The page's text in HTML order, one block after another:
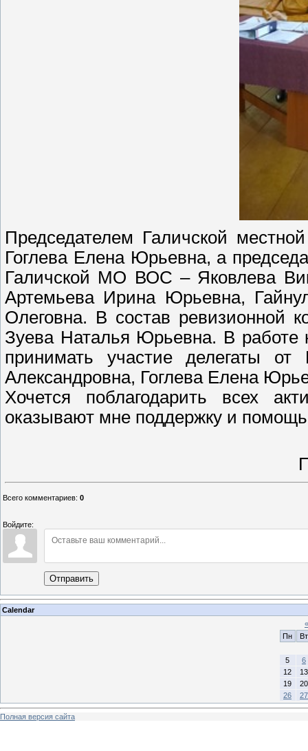
Председателем Галичской
Гоглева Елена Юрьевна, а
Галичской МО ВОС – Яковлева
Артемьева Ирина Юрьевна,
Олеговна. В состав ревизионной
Зуева Наталья Юрьевна. В
принимать участие делегаты
Александровна, Гоглева Елена
Хочется поблагодарить всех
оказывают мне поддержку и
Председатель
Всего комментариев: 0
Войдите:
Отправить
Calendar
«
Пн
Вт
5
6
12
13
19
20
26
27
Полная версия сайта